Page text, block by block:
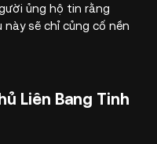
ủng hộ tin rằng
sẽ chỉ củng cố nền
Liên Bang Tinh